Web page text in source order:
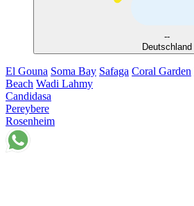
--
Deutschland
El Gouna Soma Bay Safaga Coral Garden
Beach Wadi Lahmy
Candidasa
Pereybere
Rosenheim